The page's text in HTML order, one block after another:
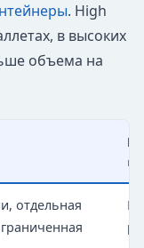
. High
в высоких
объема на
отдельная